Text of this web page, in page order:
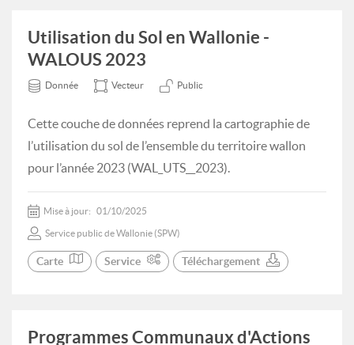
Utilisation du Sol en Wallonie -
WALOUS 2023
Donnée Vecteur Public
Cette couche de données reprend la cartographie de
l’utilisation du sol de l’ensemble du territoire wallon
pour l’année 2023 (WAL_UTS__2023).
Mise à jour: 01/10/2025
Service public de Wallonie (SPW)
Carte Service Téléchargement
Programmes Communaux d'Actions